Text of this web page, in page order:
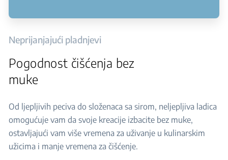
Neprijanjajući pladnjevi
Pogodnost čišćenja bez
muke
Od ljepljivih peciva do složenaca sa sirom, neljepljiva ladica
omogućuje vam da svoje kreacije izbacite bez muke,
ostavljajući vam više vremena za uživanje u kulinarskim
užicima i manje vremena za čišćenje.